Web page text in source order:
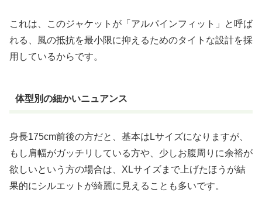
これは、このジャケットが「アルパインフィット」と呼ば
れる、風の抵抗を最小限に抑えるためのタイトな設計を採
用しているからです。
体型別の細かいニュアンス
身長175cm前後の方だと、基本はLサイズになりますが、
もし肩幅がガッチリしている方や、少しお腹周りに余裕が
欲しいという方の場合は、XLサイズまで上げたほうが結
果的にシルエットが綺麗に見えることも多いです。